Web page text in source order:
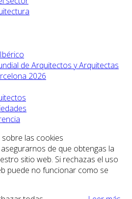
de Arquitectos y Arquitectas
2026
las cookies
de que obtengas la
sitio web. Si rechazas el uso
puede no funcionar como se